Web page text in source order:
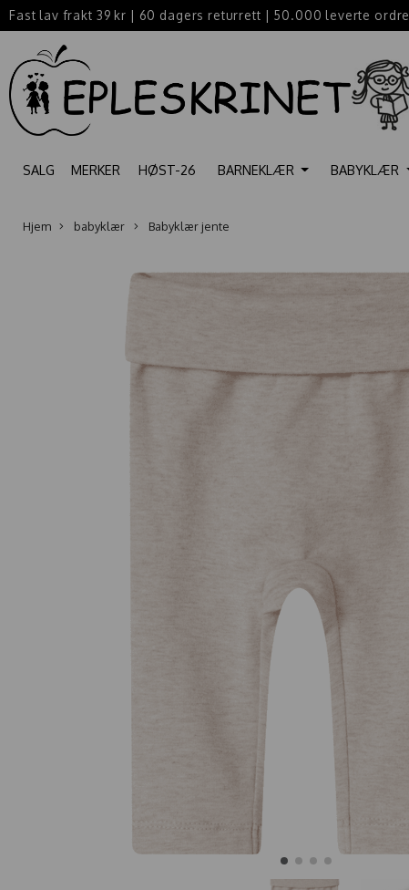
Fast lav frakt 39 kr | 60 dagers returrett | 50.000 leverte ordre
SALG MERKER HØST-26 BARNEKLÆR BABYKLÆR
Hjem babyklær Babyklær jente